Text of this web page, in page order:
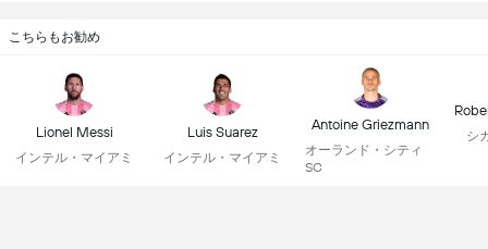
こちらもお勧め
Lionel Messi
インテル・マイアミ
Luis Suarez
インテル・マイアミ
Antoine Griezmann
オーランド・シティ
SC
シ